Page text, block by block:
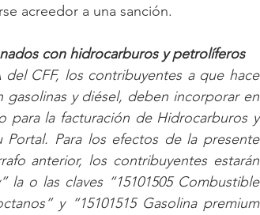
acreedor a una sanción.
con hidrocarburos y petrolíferos
CFF, los contribuyentes a que hace
gasolinas y diésel, deben incorporar en
para la facturación de Hidrocarburos y
Para los efectos de la presente
anterior, los contribuyentes estarán
la o las claves “15101505 Combustible
y “15101515 Gasolina premium